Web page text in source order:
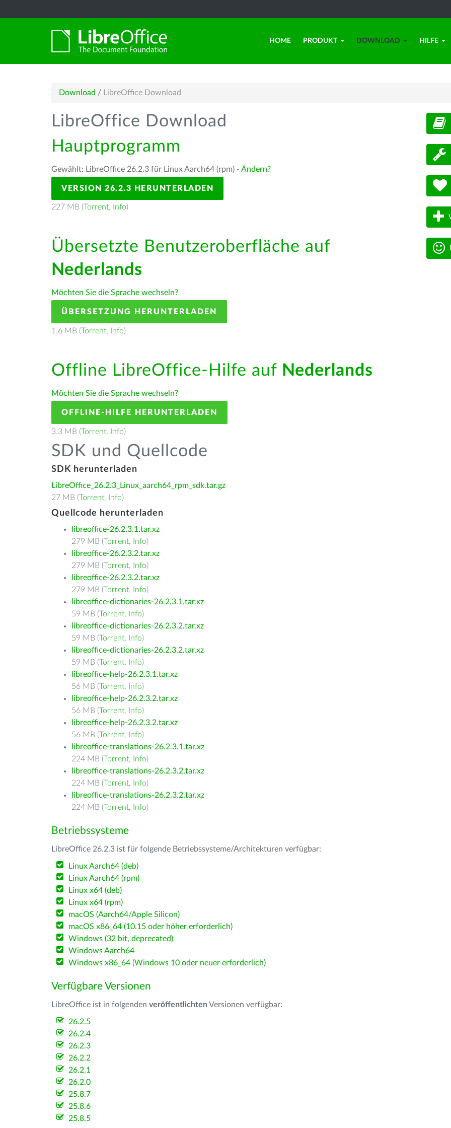
HOME PRODUKT DOWNLOAD HILFE
Download / LibreOffice Download
LibreOffice Download
Hauptprogramm
Gewählt: LibreOffice 26.2.3 für Linux Aarch64 (rpm) - Ändern?
VERSION 26.2.3 HERUNTERLADEN
227 MB (Torrent, Info)
Übersetzte Benutzeroberfläche auf
Nederlands
Möchten Sie die Sprache wechseln?
ÜBERSETZUNG HERUNTERLADEN
1.6 MB (Torrent, Info)
Offline LibreOffice-Hilfe auf Nederlands
Möchten Sie die Sprache wechseln?
OFFLINE-HILFE HERUNTERLADEN
3.3 MB (Torrent, Info)
SDK und Quellcode
SDK herunterladen
LibreOffice_26.2.3_Linux_aarch64_rpm_sdk.tar.gz
27 MB (Torrent, Info)
Quellcode herunterladen
libreoffice-26.2.3.1.tar.xz
279 MB (Torrent, Info)
libreoffice-26.2.3.2.tar.xz
279 MB (Torrent, Info)
libreoffice-26.2.3.2.tar.xz
279 MB (Torrent, Info)
libreoffice-dictionaries-26.2.3.1.tar.xz
59 MB (Torrent, Info)
libreoffice-dictionaries-26.2.3.2.tar.xz
59 MB (Torrent, Info)
libreoffice-dictionaries-26.2.3.2.tar.xz
59 MB (Torrent, Info)
libreoffice-help-26.2.3.1.tar.xz
56 MB (Torrent, Info)
libreoffice-help-26.2.3.2.tar.xz
56 MB (Torrent, Info)
libreoffice-help-26.2.3.2.tar.xz
56 MB (Torrent, Info)
libreoffice-translations-26.2.3.1.tar.xz
224 MB (Torrent, Info)
libreoffice-translations-26.2.3.2.tar.xz
224 MB (Torrent, Info)
libreoffice-translations-26.2.3.2.tar.xz
224 MB (Torrent, Info)
Betriebssysteme
LibreOffice 26.2.3 ist für folgende Betriebssysteme/Architekturen verfügbar:
Linux Aarch64 (deb)
Linux Aarch64 (rpm)
Linux x64 (deb)
Linux x64 (rpm)
macOS (Aarch64/Apple Silicon)
macOS x86_64 (10.15 oder höher erforderlich)
Windows (32 bit, deprecated)
Windows Aarch64
Windows x86_64 (Windows 10 oder neuer erforderlich)
Verfügbare Versionen
LibreOffice ist in folgenden veröffentlichten Versionen verfügbar:
26.2.5
26.2.4
26.2.3
26.2.2
26.2.1
26.2.0
25.8.7
25.8.6
25.8.5